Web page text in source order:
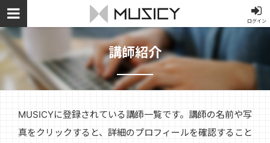
ログイン
講師紹介
MUSICYに登録されている講師一覧です。講師の名前や写
真をクリックすると、詳細のプロフィールを確認すること